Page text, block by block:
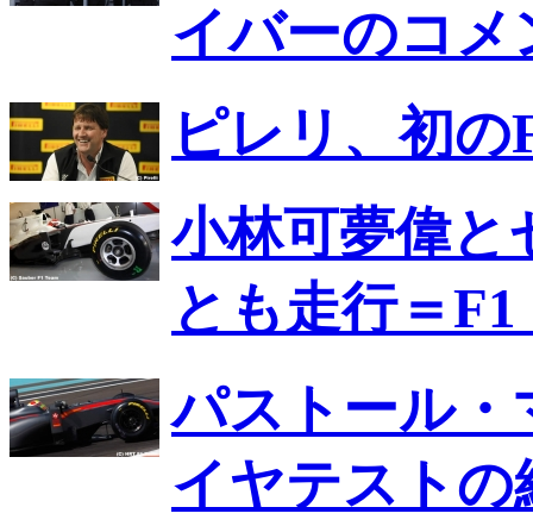
イバーのコメ
ピレリ、初
小林可夢偉と
とも走行＝
パストール・
イヤテストの